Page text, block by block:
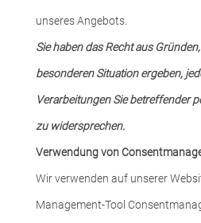
unseres Angebots.
Sie haben das Recht aus
besonderen Situation ergeben,
Verarbeitungen Sie betreffender
zu widersprechen.
Verwendung von
Wir verwenden auf unserer
Management-Tool